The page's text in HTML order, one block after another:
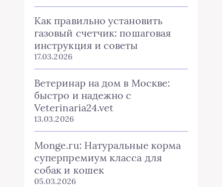
Как правильно установить
газовый счетчик: пошаговая
инструкция и советы
17.03.2026
Ветеринар на дом в Москве:
быстро и надежно с
Veterinaria24.vet
13.03.2026
Monge.ru: Натуральные корма
суперпремиум класса для
собак и кошек
05.03.2026